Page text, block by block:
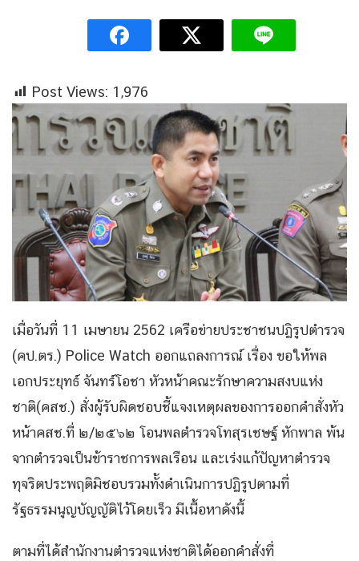
Post Views: 1,976
เมื่อวันที่ 11 เมษายน 2562 เครือข่ายประชาชนปฏิรูปตำรวจ
(คป.ตร.) Police Watch ออกแถลงการณ์ เรื่อง ขอให้พล
เอกประยุทธ์ จันทร์โอชา หัวหน้าคณะรักษาความสงบแห่ง
ชาติ(คสช.) สั่งผู้รับผิดชอบชี้แจงเหตุผลของการออกคำสั่งหัว
หน้าคสช.ที่ ๒/๒๕๖๒ โอนพลตำรวจโทสุรเชษฐ์ หักพาล พ้น
จากตำรวจเป็นข้าราชการพลเรือน และเร่งแก้ปัญหาตำรวจ
ทุจริตประพฤติมิชอบรวมทั้งดำเนินการปฏิรูปตามที่
รัฐธรรมนูญบัญญัติไว้โดยเร็ว มีเนื้อหาดังนี้
ตามที่ได้สำนักงานตำรวจแห่งชาติได้ออกคำสั่งที่